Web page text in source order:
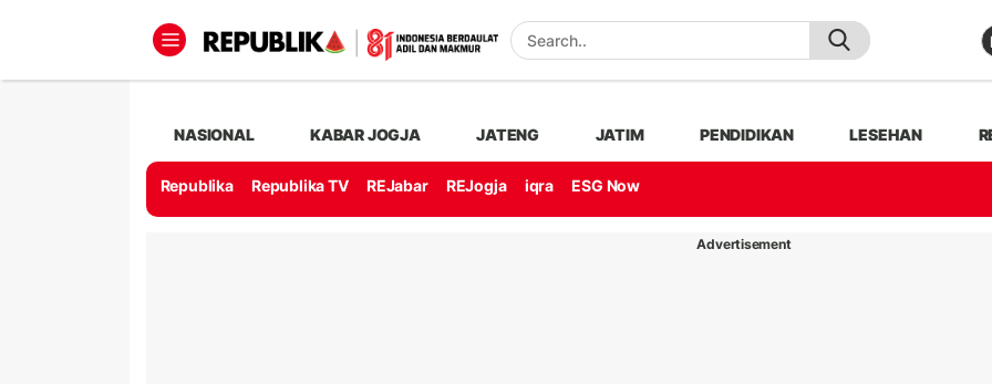
NASIONAL KABAR JOGJA JATENG JATIM PENDIDIKAN LESEHAN
Republika Republika TV REJabar REJogja iqra ESG Now
Advertisement